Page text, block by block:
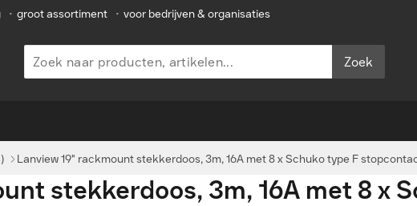
• groot assortiment • voor bedrijven & organisaties
Zoek
Lanview 19" rackmount stekkerdoos, 3m, 16A met 8 x Schuko type F
stekkerdoos, 3m, 16A met 8 x